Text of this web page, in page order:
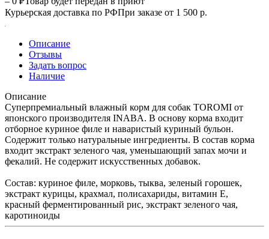
Курьерская доставка по РФПри заказе от 1 500 р.
Описание
Отзывы
Задать вопрос
Наличие
Описание
Суперпремиальный влажный корм для собак TOROMI от
японского производителя INABA. В основу корма входит
отборное куриное филе и наваристый куриный бульон.
Содержит только натуральные ингредиенты. В состав корма
входит экстракт зеленого чая, уменьшающий запах мочи и
фекалий. Не содержит искусственных добавок.
Состав: куриное филе, морковь, тыква, зеленый горошек,
экстракт курицы, крахмал, полисахариды, витамин Е,
красный ферментированный рис, экстракт зеленого чая,
каротиноиды